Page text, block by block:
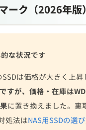
ーク（2026年版
な状況です
は価格が大きく上
すが、価格・在庫は
に置き換えました。裏
処法はNAS用SSDの選